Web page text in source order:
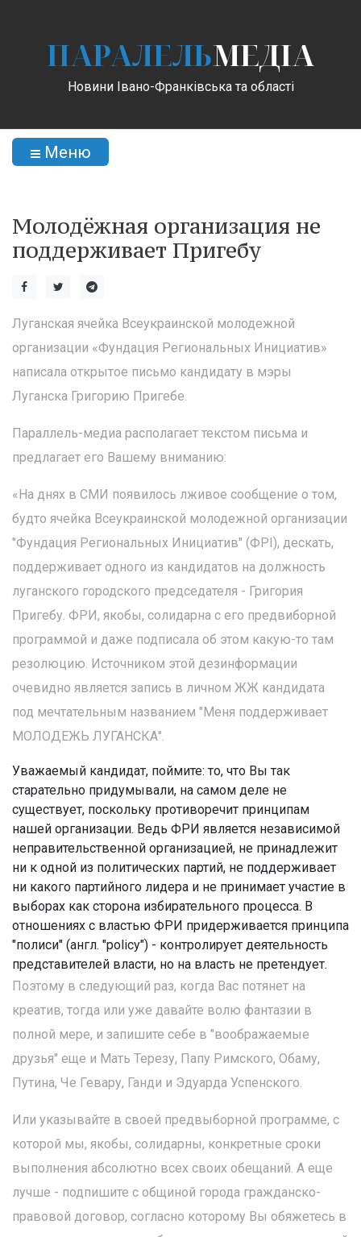
ПАРАЛЕЛЬМЕДІА
Новини Івано-Франківська та області
Меню
Молодёжная организация не
поддерживает Пригебу
Луганская ячейка Всеукраинской молодежной
организации «Фундация Региональных Инициатив»
написала открытое письмо кандидату в мэры
Луганска Григорию Пригебе.
Параллель-медиа располагает текстом письма и
предлагает его Вашему вниманию:
«На днях в СМИ появилось лживое сообщение о том,
будто ячейка Всеукраинской молодежной организации
"Фундация Региональных Инициатив" (ФРІ), дескать,
поддерживает одного из кандидатов на должность
луганского городского председателя - Григория
Пригебу. ФРИ, якобы, солидарна с его предвиборной
программой и даже подписала об этом какую-то там
резолюцию. Источником этой дезинформации
очевидно является запись в личном ЖЖ кандидата
под мечтательным названием "Меня поддерживает
МОЛОДЕЖЬ ЛУГАНСКА".
Уважаемый кандидат, поймите: то, что Вы так
старательно придумывали, на самом деле не
существует, поскольку противоречит принципам
нашей организации. Ведь ФРИ является независимой
неправительственной организацией, не принадлежит
ни к одной из политических партий, не поддерживает
ни какого партийного лидера и не принимает участие в
выборах как сторона избирательного процесса. В
отношениях с властью ФРИ придерживается принципа
"полиси" (англ. "policy") - контролирует деятельность
представителей власти, но на власть не претендует.
Поэтому в следующий раз, когда Вас потянет на
креатив, тогда или уже давайте волю фантазии в
полной мере, и запишите себе в "воображаемые
друзья" еще и Мать Терезу, Папу Римского, Обаму,
Путина, Че Гевару, Ганди и Эдуарда Успенского.
Или указывайте в своей предвыборной программе, с
которой мы, якобы, солидарны, конкретные сроки
выполнения абсолютно всех своих обещаний. А еще
лучше - подпишите с общиной города гражданско-
правовой договор, согласно которому Вы обяжетесь в